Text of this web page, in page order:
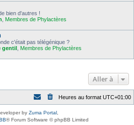
bien d'autres !
Membres de Phylactères
c'était pas télégénique ?
gentil Membres de Phylactères
Aller à
Heures au format UTC+01:00
by Zuma Portal
® Forum Software © phpBB Limited